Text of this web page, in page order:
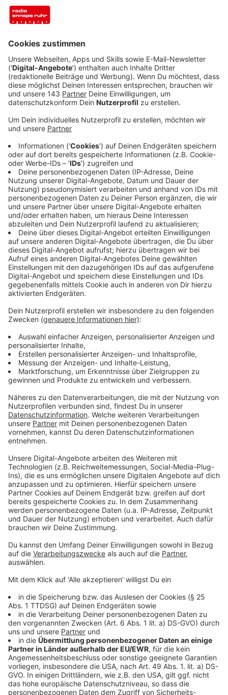
Anzeige
Checkliste: Die perfekte Hunde-
Reiseapotheke
Anzeige
Damit ihr nichts vergesst, hier die kompakte Übersicht:
Anzeige
Verbandsmaterial
Anzeige
Sterile Kompressen (hier klicken*)
Mullbinden
selbsthaftende Vebandbinden (hier klicken *)
Verbandsschere (hier klicken*)
Pflaster
Einmalhandschuhe (hier klicken*)
Anzeige
Wundversorgung
Anzeige
Desinfektionsmittel (hier klicken*)
Kochsalzlösung
Wundsalbe (hier klicken*)
Pfotenbalsam
Anzeige
Medikamente
Anzeige
Individuelle Dauermedikamente
Magen-Darm-Präparate (hier klicken*)
Elektrolyte
Medikamente gegen Reisekrankheit
Anzeige
Parasiten-Schutz
Anzeige
Zeckenzange (hier klicken*)